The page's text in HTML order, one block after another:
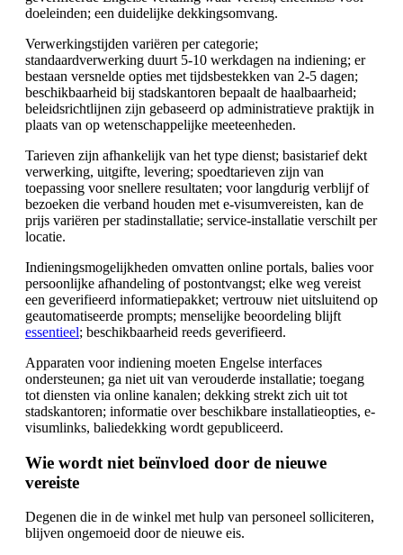
doeleinden; een duidelijke dekkingsomvang.
Verwerkingstijden variëren per categorie;
standaardverwerking duurt 5-10 werkdagen na indiening; er
bestaan versnelde opties met tijdsbestekken van 2-5 dagen;
beschikbaarheid bij stadskantoren bepaalt de haalbaarheid;
beleidsrichtlijnen zijn gebaseerd op administratieve praktijk in
plaats van op wetenschappelijke meeteenheden.
Tarieven zijn afhankelijk van het type dienst; basistarief dekt
verwerking, uitgifte, levering; spoedtarieven zijn van
toepassing voor snellere resultaten; voor langdurig verblijf of
bezoeken die verband houden met e-visumvereisten, kan de
prijs variëren per stadinstallatie; service-installatie verschilt per
locatie.
Indieningsmogelijkheden omvatten online portals, balies voor
persoonlijke afhandeling of postontvangst; elke weg vereist
een geverifieerd informatiepakket; vertrouw niet uitsluitend op
geautomatiseerde prompts; menselijke beoordeling blijft
essentieel; beschikbaarheid reeds geverifieerd.
Apparaten voor indiening moeten Engelse interfaces
ondersteunen; ga niet uit van verouderde installatie; toegang
tot diensten via online kanalen; dekking strekt zich uit tot
stadskantoren; informatie over beschikbare installatieopties, e-
visumlinks, baliedekking wordt gepubliceerd.
Wie wordt niet beïnvloed door de nieuwe
vereiste
Degenen die in de winkel met hulp van personeel solliciteren,
blijven ongemoeid door de nieuwe eis.